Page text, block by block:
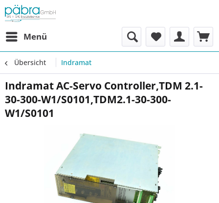
Menü
Übersicht Indramat
Indramat AC-Servo Controller,TDM 2.1-
30-300-W1/S0101,TDM2.1-30-300-
W1/S0101